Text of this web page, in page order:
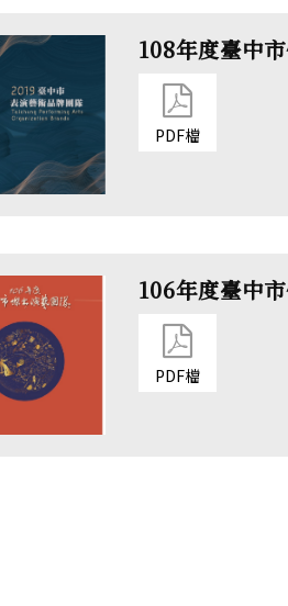
108年度臺中
PDF檔
106年度臺中
PDF檔